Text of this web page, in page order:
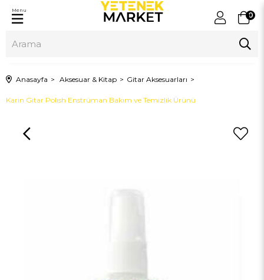
0
Menu
Anasayfa Aksesuar & Kitap Gitar Aksesuarları
Karin Gitar Polish Enstrüman Bakım ve Temizlik Ürünü